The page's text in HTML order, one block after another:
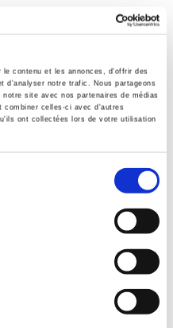
contenu et les annonces, d'offrir des
d'analyser notre trafic. Nous partageons
site avec nos partenaires de médias
combiner celles-ci avec d'autres
ont collectées lors de votre utilisation
POL028000 POLITICAL
administration
politique 76-2, avril-juin